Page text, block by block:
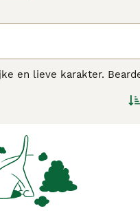
en lieve karakter.
en zeer flexibele